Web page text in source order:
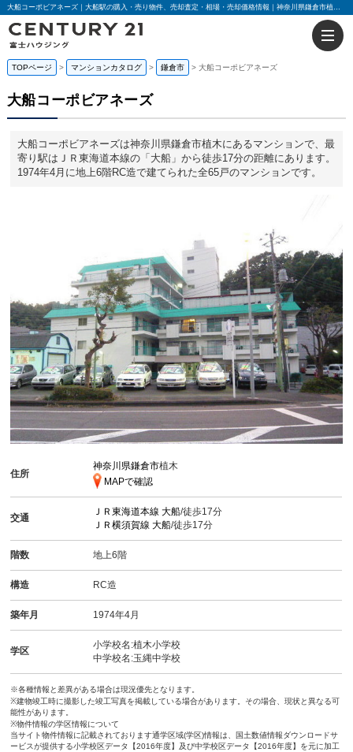
大船コーポビアネーズ｜大船駅の購入・売り物件、売却査定・相場・売却価格情報｜神奈川県鎌倉市植木のマンション情報｜センチュリー21富士ハウジング
TOPページ マンションカタログ 鎌倉市 大船コーポビアネーズ
大船コーポビアネーズ
大船コーポビアネーズは神奈川県鎌倉市植木にあるマンションで、最
寄り駅はＪＲ東海道本線の「大船」から徒歩17分の距離にあります。
1974年4月に地上6階RC造で建てられた全65戸のマンションです。
住所
神奈川県鎌倉市植木
MAPで確認
交通
ＪＲ東海道本線大船/徒歩17分
ＪＲ横須賀線大船/徒歩17分
階数 地上6階
構造 RC造
築年月 1974年4月
学区
小学校名:植木小学校
中学校名:玉縄中学校
※各種情報と差異がある場合は現況優先となります。
※建物竣工時に撮影した竣工写真を掲載している場合があります。その場合、現状と異なる可
能性があります。
※物件情報の学区情報について
当サイト物件情報に記載されております通学区域(学区)情報は、国土数値情報ダウンロードサ
ービスが提供する小学校区データ【2016年度】及び中学校区データ【2016年度】を元に加工